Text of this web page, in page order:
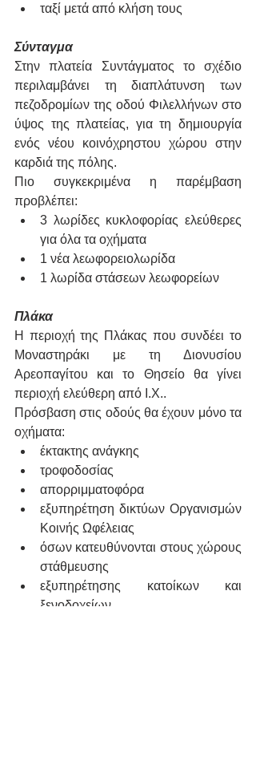
ταξί μετά από κλήση τους
Σύνταγμα
Στην πλατεία Συντάγματος το σχέδιο
περιλαμβάνει τη διαπλάτυνση των
πεζοδρομίων της οδού Φιλελλήνων στο
ύψος της πλατείας, για τη δημιουργία
ενός νέου κοινόχρηστου χώρου στην
καρδιά της πόλης.
Πιο συγκεκριμένα η παρέμβαση
προβλέπει:
3 λωρίδες κυκλοφορίας ελεύθερες
για όλα τα οχήματα
1 νέα λεωφορειολωρίδα
1 λωρίδα στάσεων λεωφορείων
Πλάκα
Η περιοχή της Πλάκας που συνδέει το
Μοναστηράκι με τη Διονυσίου
Αρεοπαγίτου και το Θησείο θα γίνει
περιοχή ελεύθερη από Ι.Χ..
Πρόσβαση στις οδούς θα έχουν μόνο τα
οχήματα:
έκτακτης ανάγκης
τροφοδοσίας
απορριμματοφόρα
εξυπηρέτηση δικτύων Οργανισμών
Κοινής Ωφέλειας
όσων κατευθύνονται στους χώρους
στάθμευσης
εξυπηρέτησης κατοίκων και
ξενοδοχείων